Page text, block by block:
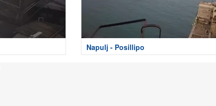
Napulj - Posillipo